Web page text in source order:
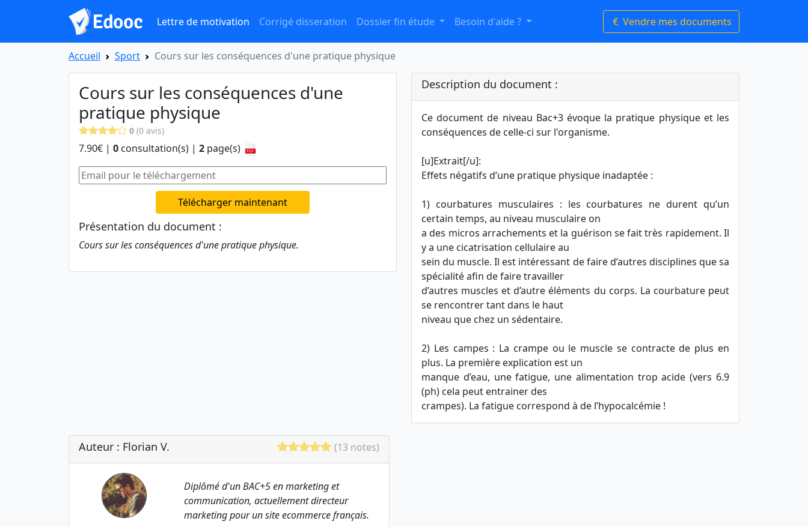
Lettre de motivation Corrigé disseration Dossier fin étude Besoin d'aide ? Vendre mes documents
Accueil Sport Cours sur les conséquences d'une pratique physique
Cours sur les conséquences d'une
pratique physique
0 (0 avis)
7.90€ | 0 consultation(s) | 2 page(s)
Télécharger maintenant
Présentation du document :
Cours sur les conséquences d'une pratique physique.
Description du document :
Ce document de niveau Bac+3 évoque la pratique physique et les
conséquences de celle-ci sur l'organisme.
[u]Extrait[/u]:
Effets négatifs d’une pratique physique inadaptée :
1) courbatures musculaires : les courbatures ne durent qu’un
certain temps, au niveau musculaire on
a des micros arrachements et la guérison se fait très rapidement. Il
y a une cicatrisation cellulaire au
sein du muscle. Il est intéressant de faire d’autres disciplines que sa
spécialité afin de faire travailler
d’autres muscles et d’autre éléments du corps. La courbature peut
se rencontrer tant dans le haut
niveau que chez un sédentaire.
2) Les campes : La crampe ou le muscle se contracte de plus en
plus. La première explication est un
manque d’eau, une fatigue, une alimentation trop acide (vers 6.9
(ph) cela peut entrainer des
crampes). La fatigue correspond à de l’hypocalcémie !
Auteur : Florian V. (13 notes)
Diplômé d'un BAC+5 en marketing et
communication, actuellement directeur
marketing pour un site ecommerce français.